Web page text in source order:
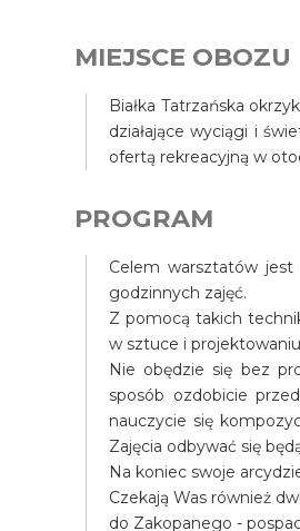
MIEJSCE OBOZU
Białka Tatrzańska
działające wyciągi i
ofertą rekreacyjną w
PROGRAM
Celem warsztatów jest
godzinnych zajęć.
Z pomocą takich
w sztuce i
Nie obędzie się bez
sposób ozdobicie
nauczycie się
Zajęcia odbywać się
Na koniec swoje
Czekają Was również
do Zakopanego -